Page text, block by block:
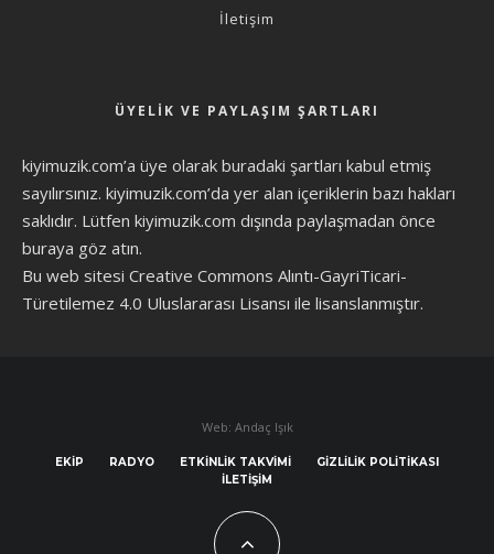
İletişim
ÜYELIK VE PAYLAŞIM ŞARTLARI
kiyimuzik.com’a üye olarak buradaki şartları kabul etmiş
sayılırsınız. kiyimuzik.com’da yer alan içeriklerin bazı hakları
saklıdır. Lütfen kiyimuzik.com dışında paylaşmadan önce
buraya göz atın.
Bu web sitesi Creative Commons Alıntı-GayriTicari-
Türetilemez 4.0 Uluslararası Lisansı ile lisanslanmıştır.
Web: Andaç Işık
EKIP RADYO ETKINLIK TAKVIMI
GIZLILIK POLITIKASI
İLETIŞIM